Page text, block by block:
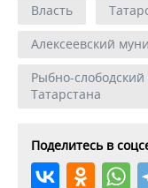
Власть
Алексеевский
Рыбно-
Татарстана
Поделитесь в